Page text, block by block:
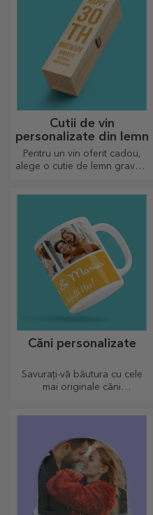
Cutii de vin
personalizate din lemn
Pentru un vin oferit cadou,
alege o cutie de lemn gravată
Căni personalizate
Savurați-vă băutura cu cele
mai originale căni